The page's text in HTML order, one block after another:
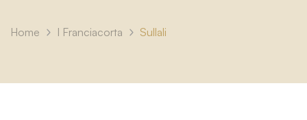
Home I Franciacorta Sullali